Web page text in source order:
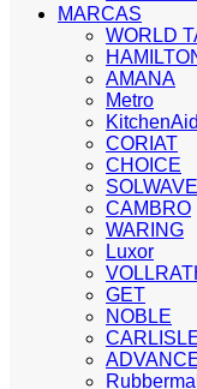
MARCAS
WORLD
AMANA
Metro
KitchenAid
CORIAT
CHOICE
SOLWAVE
CAMBRO
WARING
Luxor
GET
NOBLE